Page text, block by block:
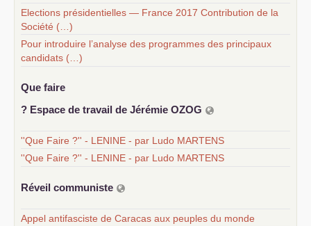
Elections présidentielles — France 2017 Contribution de la
Société (…)
Pour introduire l’analyse des programmes des principaux
candidats (…)
Que faire
? Espace de travail de Jérémie OZOG
''Que Faire ?'' - LENINE - par Ludo MARTENS
''Que Faire ?'' - LENINE - par Ludo MARTENS
Réveil communiste
Appel antifasciste de Caracas aux peuples du monde